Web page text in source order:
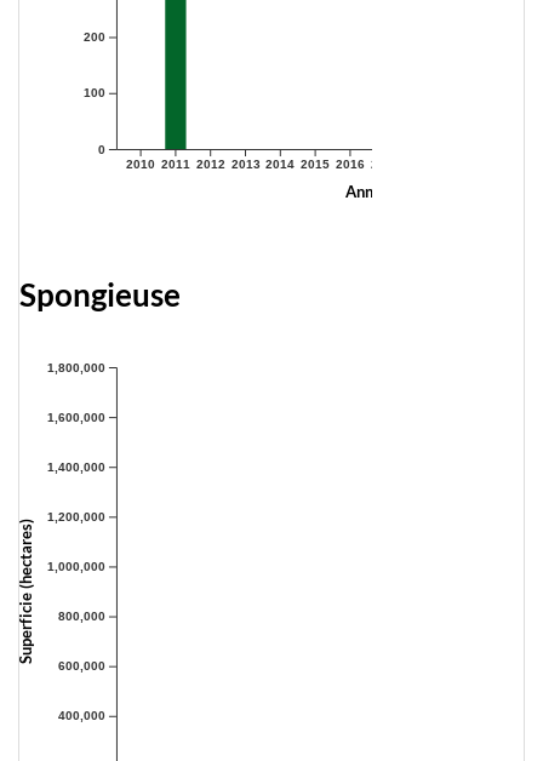
2010 2011 2012 2013 2014 2015 2016 2017
Année
0
100
200
Spongieuse
400,000
600,000
800,000
1,000,000
1,200,000
1,400,000
1,600,000
1,800,000
Superficie (hectares)